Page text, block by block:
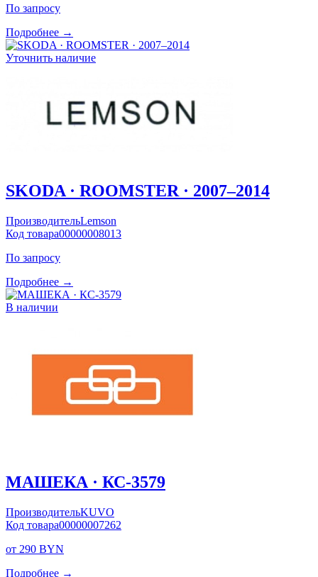
По запросу
Подробнее →
Уточнить наличие
SKODA · ROOMSTER · 2007–2014
ПроизводительLemson
Код товара00000008013
По запросу
Подробнее →
В наличии
МАШЕКА · КС-3579
ПроизводительKUVO
Код товара00000007262
от 290 BYN
Подробнее →